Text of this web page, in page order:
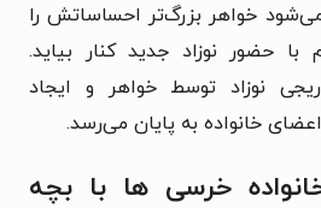
خواهر بزرگ‌تر احساساتش را
حضور نوزاد جدید کنار بیاید.
نوزاد توسط خواهر و ایجاد
اعضای خانواده به پایان می‌رسد.
خرسی ها با بچه